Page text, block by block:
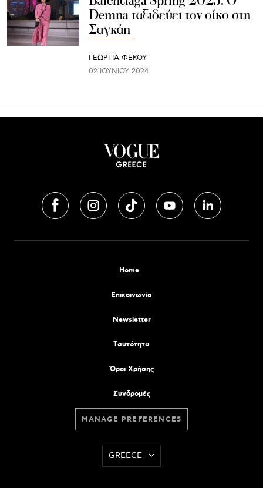
Demna ταξιδεύει τον οίκο στη
Σαγκάη
ΓΕΩΡΓΙΑ ΦΕΚΟΥ
02 ΙΟΥΝΊΟΥ 2024
Home
Επικοινωνία
Newsletter
Tαυτότητα
Όροι Χρήσης
Συνδρομές
MANAGE PREFERENCES
GREECE